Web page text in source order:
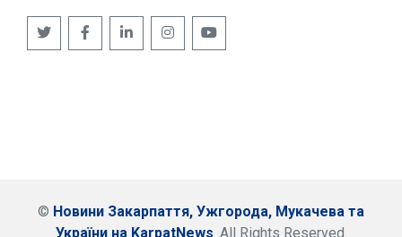
© Новини Закарпаття, Ужгорода, Мукачева та
України на KarpatNews . All Rights Reserved.